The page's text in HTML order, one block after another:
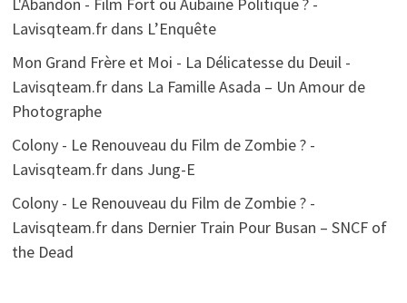
L'Abandon - Film Fort ou Aubaine Politique ? -
Lavisqteam.frdans L’Enquête
Mon Grand Frère et Moi - La Délicatesse du Deuil -
Lavisqteam.frdans La Famille Asada – Un Amour de
Photographe
Colony - Le Renouveau du Film de Zombie ? -
Lavisqteam.frdans Jung-E
Colony - Le Renouveau du Film de Zombie ? -
Lavisqteam.frdans Dernier Train Pour Busan – SNCF of
the Dead